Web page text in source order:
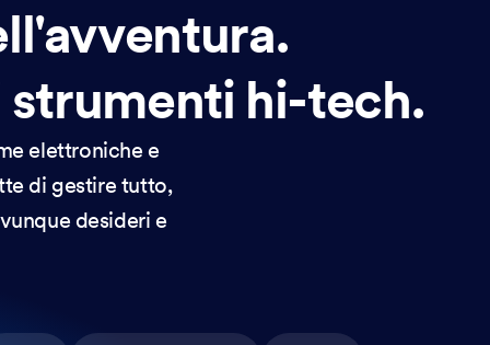
strumenti hi-tech.
elettroniche e
di gestire tutto,
desideri e